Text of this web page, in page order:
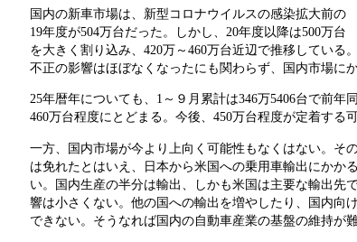
国内の新車市場は、新型コロナウイルスの感染拡大前の
19年度が504万台だった。しかし、20年度以降は500万台
を大きく割り込み、420万～460万台近辺で推移してい
不正の影響はほぼなくなったにも関わらず、国内市場に
25年暦年についても、1～９月累計は346万5406台で前年
460万台程度にとどまる。今後、450万台程度が定着する
一方、国内市場が今より上向く可能性もなくはない。そ
は免れたとはいえ、日本から米国への乗用車輸出にかか
い。国内生産の半分は輸出、しかも米国は主要な輸出先
響は小さくない。他の国への輸出を増やしたり、国内向
できない。そうなれば国内の自動車産業の基盤の維持が難